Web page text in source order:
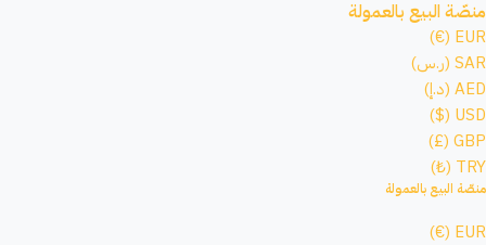
منصّة البيع بالعمولة
EUR (€)
SAR (ر.س)
AED (د.إ)
USD ($)
GBP (£)
TRY (₺)
منصّة البيع بالعمولة
EUR (€)